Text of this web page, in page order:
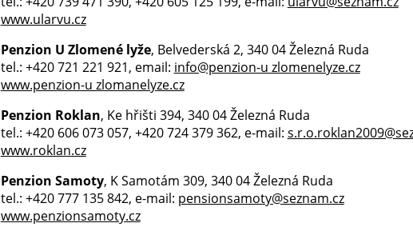
www.ularvu.cz
Penzion U Zlomené lyže, Belvederská 2, 340 04 Železná Ruda
tel.: +420 721 221 921, email: info@penzion-u zlomenelyze.cz
www.penzion-u zlomanelyze.cz
Penzion Roklan, Ke hřišti 394, 340 04 Železná Ruda
tel.: +420 606 073 057, +420 724 379 362, e-mail:
www.roklan.cz
Penzion Samoty, K Samotám 309, 340 04 Železná Ruda
tel.: +420 777 135 842, e-mail: pensionsamoty@seznam.cz
www.penzionsamoty.cz